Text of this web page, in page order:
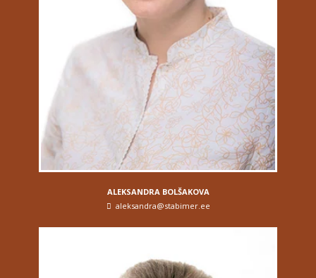
ALEKSANDRA BOLŠAKOVA
aleksandra@stabimer.ee